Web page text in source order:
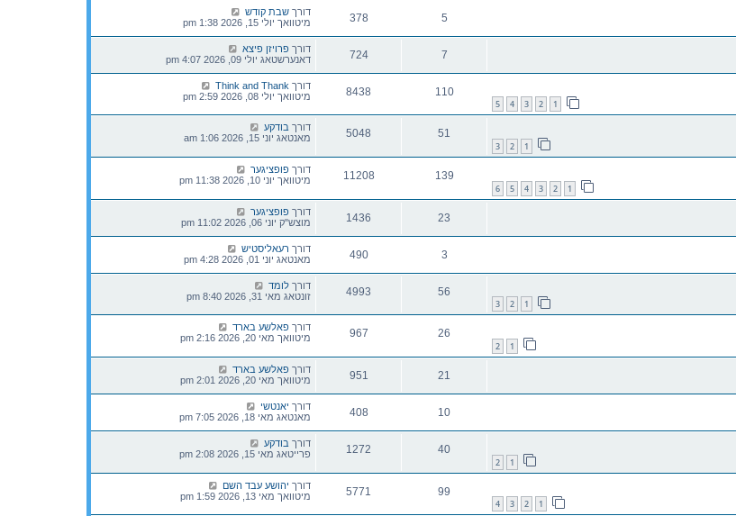
5
378 דורך שבת קודש
מיטוואך יולי 15, 2026 1:38 pm
7
724 דורך פרויזן פיצא
דאנערשטאג יולי 09, 2026 4:07 pm
1
2
3
4
5
110
8438 דורך Think and Thank
מיטוואך יולי 08, 2026 2:59 pm
1
2
3
51
5048 דורך בודקע
מאנטאג יוני 15, 2026 1:06 am
1
2
3
4
5
6
139
11208 דורך פופציגער
מיטוואך יוני 10, 2026 11:38 pm
23
1436 דורך פופציגער
מוצש"ק יוני 06, 2026 11:02 pm
3
490 דורך רעאליסטיש
מאנטאג יוני 01, 2026 4:28 pm
1
2
3
56
4993 דורך לומד
זונטאג מאי 31, 2026 8:40 pm
1
2
26
967 דורך פאלשע בארד
מיטוואך מאי 20, 2026 2:16 pm
21
951 דורך פאלשע בארד
מיטוואך מאי 20, 2026 2:01 pm
10
408 דורך יאנטשי
מאנטאג מאי 18, 2026 7:05 pm
1
2
40
1272 דורך בודקע
פרייטאג מאי 15, 2026 2:08 pm
1
2
3
4
99
5771 דורך יהושע עבד השם
מיטוואך מאי 13, 2026 1:59 pm